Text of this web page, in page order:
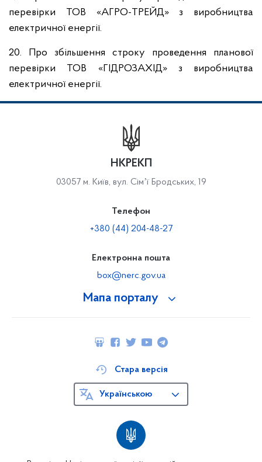
перевірки ТОВ «АГРО-ТРЕЙД» з виробництва
електричної енергії.
20. Про збільшення строку проведення планової
перевірки ТОВ «ГІДРОЗАХІД» з виробництва
електричної енергії.
Мапа порталу
НКРЕКП
03057 м. Київ, вул. Сімʼї Бродських, 19
Телефон
+380 (44) 204-48-27
Електронна пошта
box@nerc.gov.ua
Стара версія
Українською